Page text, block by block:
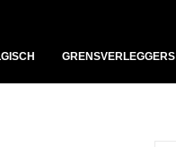
GRENSVERLEGGERS